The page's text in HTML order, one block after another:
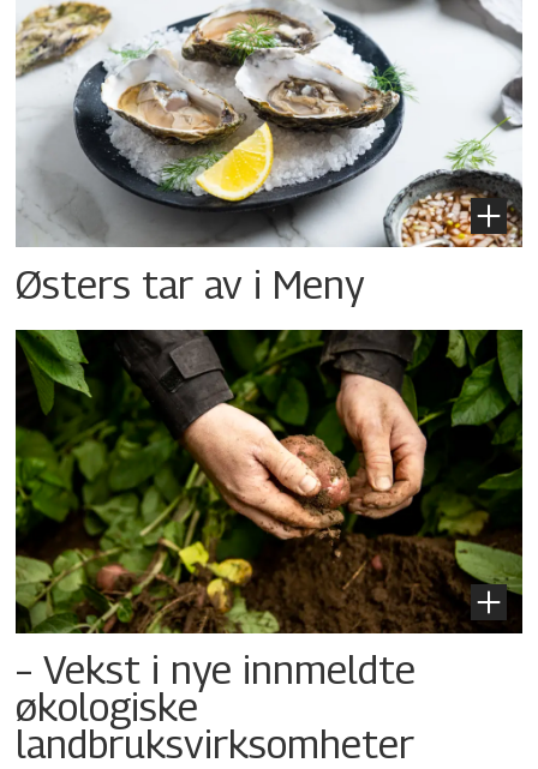
Østers tar av i Meny
– Vekst i nye innmeldte
økologiske
landbruksvirksomheter